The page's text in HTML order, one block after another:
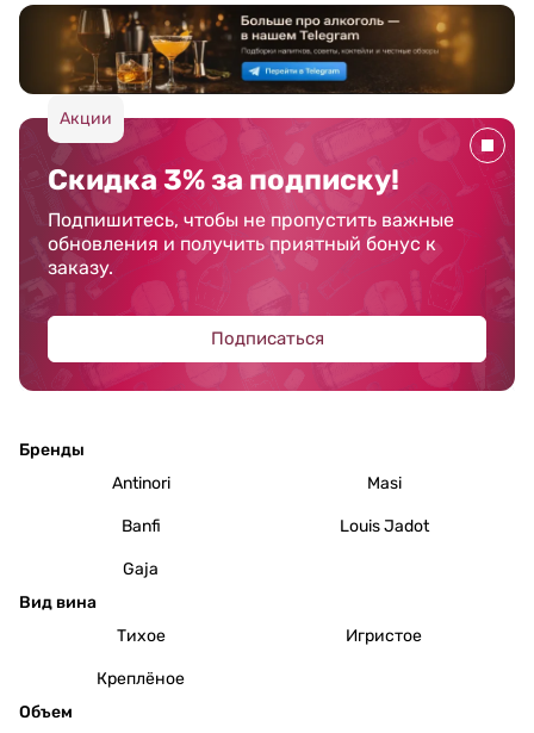
Акции
Скидка 3% за подписку!
Подпишитесь, чтобы не пропустить важные
обновления и получить приятный бонус к
заказу.
Подписаться
Бренды
Antinori
Masi
Banfi Louis Jadot
Gaja
Вид вина
Тихое
Игристое
Креплёное
Объем